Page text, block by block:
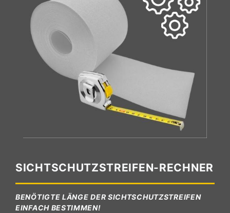
SICHTSCHUTZSTREIFEN-RECHNER
BENÖTIGTE LÄNGE DER SICHTSCHUTZSTREIFEN
EINFACH BESTIMMEN!